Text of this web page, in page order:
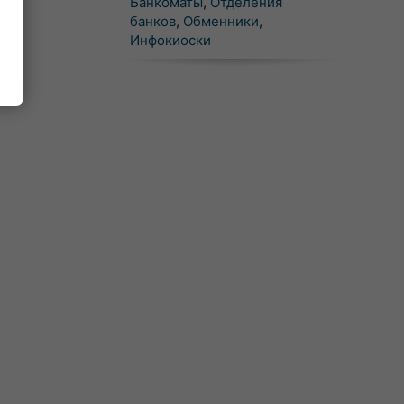
банков, Обменники,
Инфокиоски